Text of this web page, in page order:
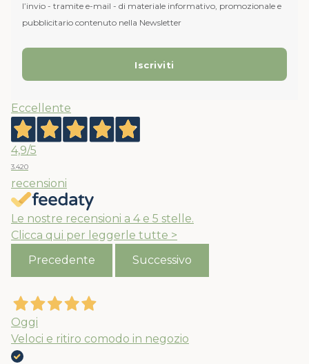
l’invio - tramite e-mail - di materiale informativo, promozionale e
pubblicitario contenuto nella Newsletter
Eccellente
4,9/5
3.420
recensioni
Le nostre recensioni a 4 e 5 stelle.
Clicca qui per leggerle tutte >
Precedente
Successivo
Oggi
Veloci e ritiro comodo in negozio